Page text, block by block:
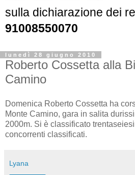
sulla dichiarazione dei
91008550070
lunedì 28 giugno 2010
Roberto Cossetta alla
Camino
Domenica Roberto Cossetta ha
Monte Camino, gara in salita
2000m. Si è classificato
concorrenti classificati.
Lyana